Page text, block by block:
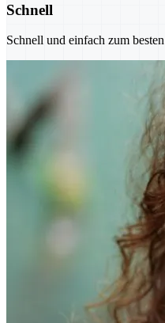
Schnell
Schnell und einfach zum